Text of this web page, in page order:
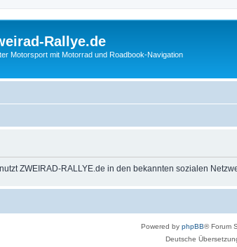
Rallye.de
Motorsport mit Motorrad und Roadbook-Navigation
ZWEIRAD-RALLYE.de in den bekannten sozialen
Powered by phpBB® Forum
Deutsche